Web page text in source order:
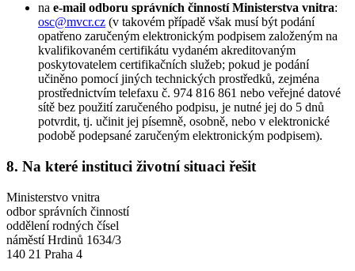
na e-mail odboru správních činností Ministerstva vnitra:
osc@mvcr.cz (v takovém případě však musí být podání
opatřeno zaručeným elektronickým podpisem založeným na
kvalifikovaném certifikátu vydaném akreditovaným
poskytovatelem certifikačních služeb; pokud je podání
učiněno pomocí jiných technických prostředků, zejména
prostřednictvím telefaxu č. 974 816 861 nebo veřejné datové
sítě bez použití zaručeného podpisu, je nutné jej do 5 dnů
potvrdit, tj. učinit jej písemně, osobně, nebo v elektronické
podobě podepsané zaručeným elektronickým podpisem).
8. Na které instituci životní situaci řešit
Ministerstvo vnitra
odbor správních činností
oddělení rodných čísel
náměstí Hrdinů 1634/3
140 21 Praha 4